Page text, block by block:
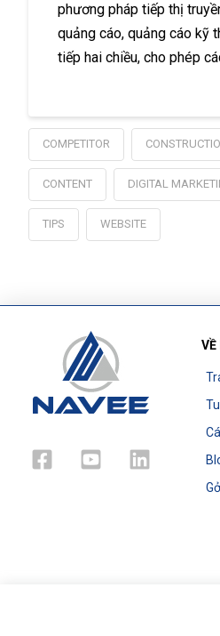
phương pháp tiếp thị
quảng cáo, quảng cáo kỹ
tiếp hai chiều, cho phép
COMPETITOR
CONTENT DIGITAL
TIPS WEBSITE
VỀ